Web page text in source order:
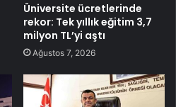
Üniversite ücretlerinde
rekor: Tek yıllık eğitim 3,7
milyon TL’yi aştı
Ağustos 7, 2026